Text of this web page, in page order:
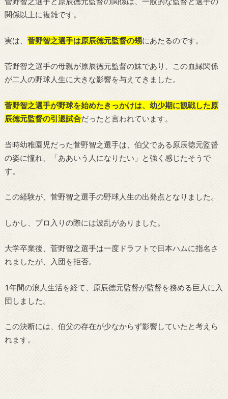
関係以上に複雑です。
実は、 菅野智之選手は原辰徳元監督の甥にあたるのです。
菅野智之選手の母親が原辰徳元監督の妹であり、この血縁関係
が二人の野球人生に大きな影響を与えてきました。
菅野智之選手が野球を始めたきっかけは、幼少期に観戦した原
辰徳元監督の引退試合だったと言われています。
当時幼稚園児だった菅野智之選手は、伯父である原辰徳元監督
の姿に憧れ、「ああいう人になりたい」と強く感じたそうで
す。
この経験が、菅野智之選手の野球人生の出発点となりました。
しかし、プロ入りの際には波乱がありました。
大学卒業後、菅野智之選手は一度ドラフトで日本ハムに指名さ
れましたが、入団を拒否。
1年間の浪人生活を経て、原辰徳元監督が監督を務める巨人に入
団しました。
この決断には、伯父の存在が少なからず影響していたと考えら
れます。